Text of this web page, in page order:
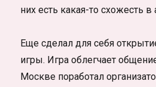
них есть какая-то схожесть в
Еще сделал для себя
игры. Игра облегчает
Москве поработал